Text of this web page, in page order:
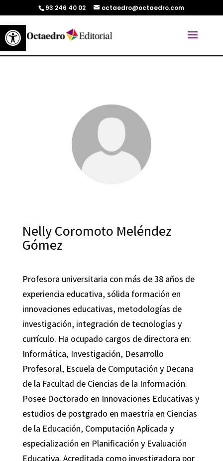
Abrir barra de herramientas
93 246 40 02 octaedro@octaedro.com
Nelly Coromoto Meléndez
Gómez
Profesora universitaria con más de 38 años de
experiencia educativa, sólida formación en
innovaciones educativas, metodologías de
investigación, integración de tecnologías y
currículo. Ha ocupado cargos de directora en:
Informática, Investigación, Desarrollo
Profesoral, Escuela de Computación y Decana
de la Facultad de Ciencias de la Información.
Posee Doctorado en Innovaciones Educativas y
estudios de postgrado en maestría en Ciencias
de la Educación, Computación Aplicada y
especialización en Planificación y Evaluación
Educativa. Acreditada como investigadora por